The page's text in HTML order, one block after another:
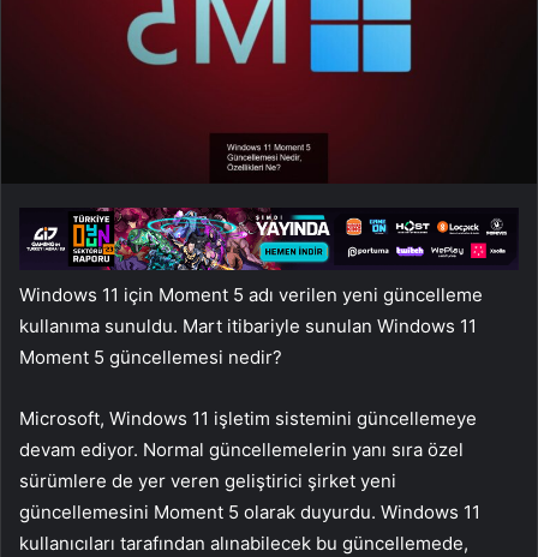
Windows 11 için Moment 5 adı verilen yeni güncelleme
kullanıma sunuldu. Mart itibariyle sunulan Windows 11
Moment 5 güncellemesi nedir?
Microsoft, Windows 11 işletim sistemini güncellemeye
devam ediyor. Normal güncellemelerin yanı sıra özel
sürümlere de yer veren geliştirici şirket yeni
güncellemesini Moment 5 olarak duyurdu. Windows 11
kullanıcıları tarafından alınabilecek bu güncellemede,